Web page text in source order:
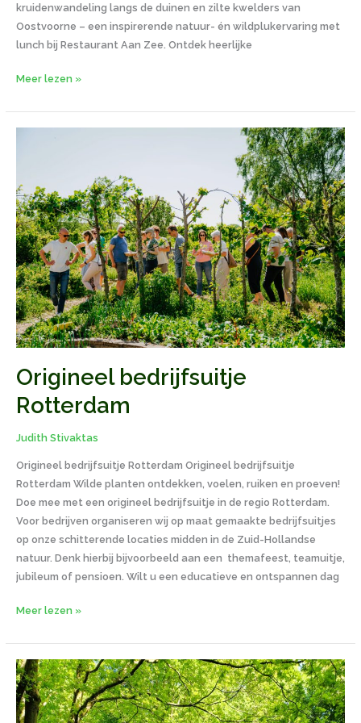
kruidenwandeling langs de duinen en zilte kwelders van
Oostvoorne – een inspirerende natuur- én wildplukervaring met
lunch bij Restaurant Aan Zee. Ontdek heerlijke
Meer lezen »
Origineel bedrijfsuitje
Rotterdam
Judith Stivaktas
Origineel bedrijfsuitje Rotterdam Origineel bedrijfsuitje
Rotterdam Wilde planten ontdekken, voelen, ruiken en proeven!
Doe mee met een origineel bedrijfsuitje in de regio Rotterdam.
Voor bedrijven organiseren wij op maat gemaakte bedrijfsuitjes
op onze schitterende locaties midden in de Zuid-Hollandse
natuur. Denk hierbij bijvoorbeeld aan een themafeest, teamuitje,
jubileum of pensioen. Wilt u een educatieve en ontspannen dag
Meer lezen »
Groepsuitje
wildplukwandeling
met